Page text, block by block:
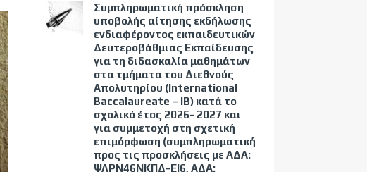
Συμπληρωματική πρόσκληση
υποβολής αίτησης εκδήλωσης
ενδιαφέροντος εκπαιδευτικών
Δευτεροβάθμιας Εκπαίδευσης
για τη διδασκαλία μαθημάτων
στα τμήματα του Διεθνούς
Απολυτηρίου (International
Baccalaureate – IB) κατά το
σχολικό έτος 2026- 2027 και
για συμμετοχή στη σχετική
επιμόρφωση (συμπληρωματική
προς τις προσκλήσεις με ΑΔΑ:
ΨΛΡΝ46ΝΚΠΔ-ΕΙ6, ΑΔΑ: